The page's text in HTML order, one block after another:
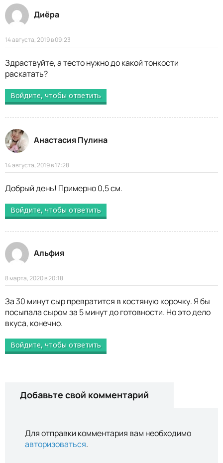
Диёра
14 августа, 2019 в 09:23
Здраствуйте, а тесто нужно до какой тонкости
раскатать?
Войдите, чтобы ответить
Анастасия Пулина
14 августа, 2019 в 17:28
Добрый день! Примерно 0,5 см.
Войдите, чтобы ответить
Альфия
8 марта, 2020 в 20:18
За 30 минут сыр превратится в костяную корочку. Я бы
посыпала сыром за 5 минут до готовности. Но это дело
вкуса, конечно.
Войдите, чтобы ответить
Добавьте свой комментарий
Для отправки комментария вам необходимо
авторизоваться.